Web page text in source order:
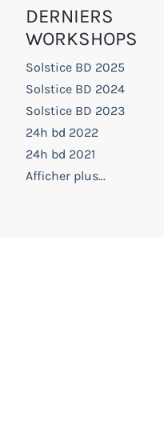
DERNIERS
WORKSHOPS
Solstice BD 2025
Solstice BD 2024
Solstice BD 2023
24h bd 2022
24h bd 2021
Afficher plus...